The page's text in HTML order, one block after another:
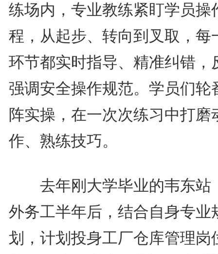
练场内，专业教练紧盯学员操
程，从起步、转向到叉取，每
环节都实时指导、精准纠错，
强调安全操作规范。学员们轮
阵实操，在一次次练习中打磨
作、熟练技巧。
去年刚大学毕业的韦东站
外务工半年后，结合自身专业
划，计划投身工厂仓库管理岗